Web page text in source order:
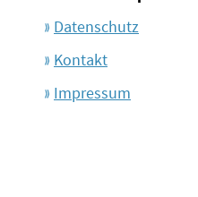
Datenschutz
Kontakt
Impressum